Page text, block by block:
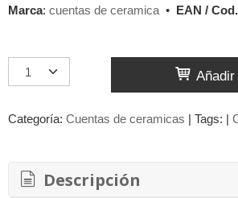
Marca: cuentas de ceramica • EAN /
Categoría: Cuentas de ceramicas | Tags: |
Descripción